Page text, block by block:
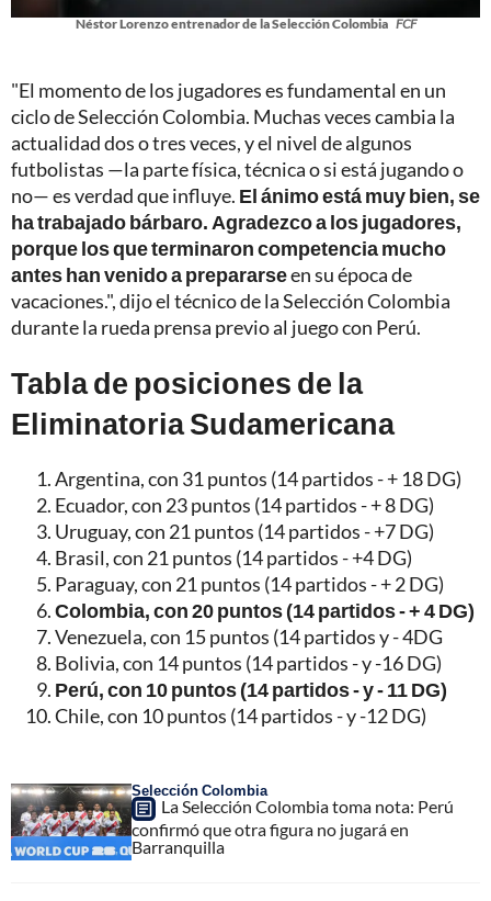
Néstor Lorenzo entrenador de la Selección Colombia FCF
"El momento de los jugadores es fundamental en un
ciclo de Selección Colombia. Muchas veces cambia la
actualidad dos o tres veces, y el nivel de algunos
futbolistas —la parte física, técnica o si está jugando o
no— es verdad que influye. El ánimo está muy bien, se
ha trabajado bárbaro. Agradezco a los jugadores,
porque los que terminaron competencia mucho
antes han venido a prepararseen su época de
vacaciones.", dijo el técnico de la Selección Colombia
durante la rueda prensa previo al juego con Perú.
Tabla de posiciones de la
Eliminatoria Sudamericana
Argentina, con 31 puntos (14 partidos - + 18 DG)
Ecuador, con 23 puntos (14 partidos - + 8 DG)
Uruguay, con 21 puntos (14 partidos - +7 DG)
Brasil, con 21 puntos (14 partidos - +4 DG)
Paraguay, con 21 puntos (14 partidos - + 2 DG)
Colombia, con 20 puntos (14 partidos - + 4 DG)
Venezuela, con 15 puntos (14 partidos y - 4DG
Bolivia, con 14 puntos (14 partidos - y -16 DG)
Perú, con 10 puntos (14 partidos - y - 11 DG)
Chile, con 10 puntos (14 partidos - y -12 DG)
Selección Colombia
La Selección Colombia toma nota: Perú
confirmó que otra figura no jugará en
Barranquilla